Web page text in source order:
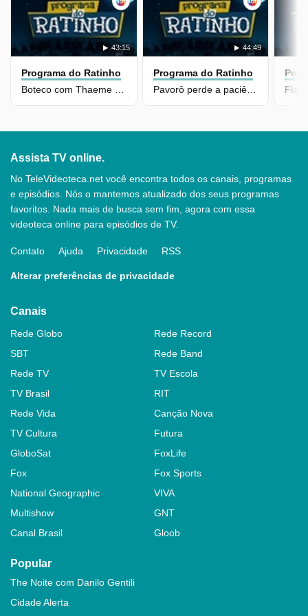
43:15
Programa do Ratinho
44:49
Programa do Ratinho
Pavorô perde a paciência com Ratinho no Jornal Rational
Assista TV online.
No TeleVideoteca.net você encontra todos os canais, programas
e episódios. Nós o mantemos atualizado dos seus programas
favoritos. Nada mais de busca sem fim, agora com essa
videoteca online para episódios de TV.
Contato Ajuda Privacidade RSS
Alterar preferências de privacidade
Canais
Rede Globo
Rede Record
SBT
Rede Band
Rede TV
TV Escola
TV Brasil
RIT
Rede Vida
Canção Nova
TV Cultura
Futura
GloboSat
FoxLife
Fox
Fox Sports
National Geographic
VIVA
Multishow
GNT
Canal Brasil
Gloob
Popular
The Noite com Danilo Gentili
Cidade Alerta